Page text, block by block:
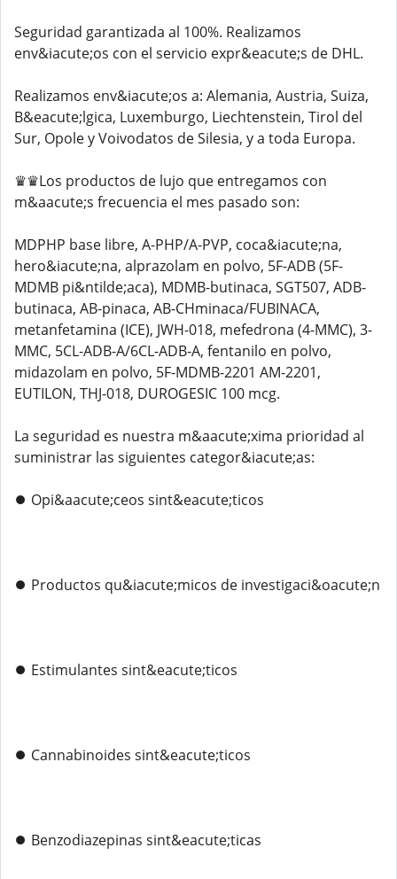
Seguridad garantizada al 100%. Realizamos
env&iacute;os con el servicio expr&eacute;s de DHL.
Realizamos env&iacute;os a: Alemania, Austria, Suiza,
B&eacute;lgica, Luxemburgo, Liechtenstein, Tirol del
Sur, Opole y Voivodatos de Silesia, y a toda Europa.
♛♛Los productos de lujo que entregamos con
m&aacute;s frecuencia el mes pasado son:
MDPHP base libre, A-PHP/A-PVP, coca&iacute;na,
hero&iacute;na, alprazolam en polvo, 5F-ADB (5F-
MDMB pi&ntilde;aca), MDMB-butinaca, SGT507, ADB-
butinaca, AB-pinaca, AB-CHminaca/FUBINACA,
metanfetamina (ICE), JWH-018, mefedrona (4-MMC), 3-
MMC, 5CL-ADB-A/6CL-ADB-A, fentanilo en polvo,
midazolam en polvo, 5F-MDMB-2201 AM-2201,
EUTILON, THJ-018, DUROGESIC 100 mcg.
La seguridad es nuestra m&aacute;xima prioridad al
suministrar las siguientes categor&iacute;as:
⏺️ Opi&aacute;ceos sint&eacute;ticos
⏺️ Productos qu&iacute;micos de investigaci&oacute;n
⏺️ Estimulantes sint&eacute;ticos
⏺️ Cannabinoides sint&eacute;ticos
⏺️ Benzodiazepinas sint&eacute;ticas